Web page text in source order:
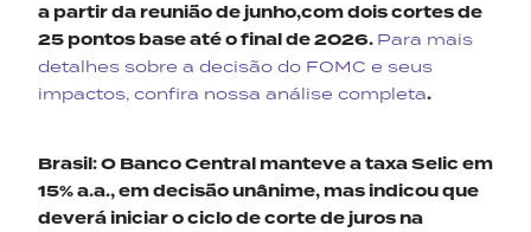
a partir da reunião de junho,com dois cortes de
25 pontos base até o final de 2026. Para mais
detalhes sobre a decisão do FOMC e seus
impactos, confira nossa análise completa.
Brasil: O Banco Central manteve a taxa Selic em
15% a.a., em decisão unânime, mas indicou que
deverá iniciar o ciclo de corte de juros na